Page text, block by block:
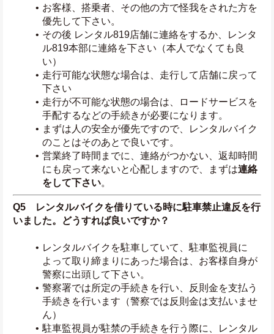
お客様、搭乗者、その他の方で怪我をされた方を
優先して下さい。
その後 レンタル819店舗に連絡をするか、レンタ
ル819本部に連絡を下さい（本人でなくても良
い）
走行可能な状態な場合は、走行して店舗に戻って
下さい
走行が不可能な状態の場合は、ロードサービスを
手配するなどの手続きが必要になります。
まずは人の安全が優先ですので、レンタルバイク
のことはそのあとで良いです。
営業終了時間までに、連絡がつかない、返却時間
にも戻って来ないと心配しますので、まずは連絡
をして下さい。
Q5　レンタルバイクを借りている時に駐車禁止違反を行
いました。どうすれば良いですか？
レンタルバイクを駐車していて、駐車監視員に
よって取り締まりにあった場合は、お客様自身が
警察に出頭して下さい。
警察署では所定の手続きを行い、反則金を支払う
手続きを行います（警察では反則金は支払いませ
ん）
駐車監視員が駐禁の手続きを行う際に、レンタル